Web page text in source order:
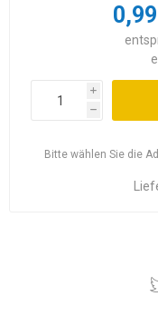
i
h
Bitte wählen Sie die